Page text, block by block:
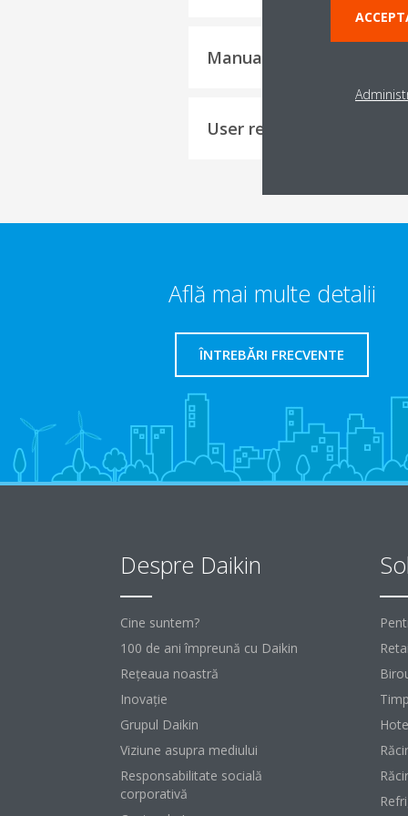
Manual de operare
User reference guide
Află mai multe detalii
ÎNTREBĂRI FRECVENTE
Despre Daikin
Cine suntem?
100 de ani împreună cu Daikin
Reţeaua noastră
Inovaţie
Grupul Daikin
Viziune asupra mediului
Responsabilitate socială
corporativă